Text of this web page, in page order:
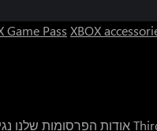
Game Pass XBOX
אודות הפרסומות שלנו